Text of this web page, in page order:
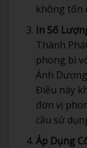
không tốn
In Số
Thành
phong bì
Ánh
Điều này
đơn vị
cầu sử
Áp Dụng